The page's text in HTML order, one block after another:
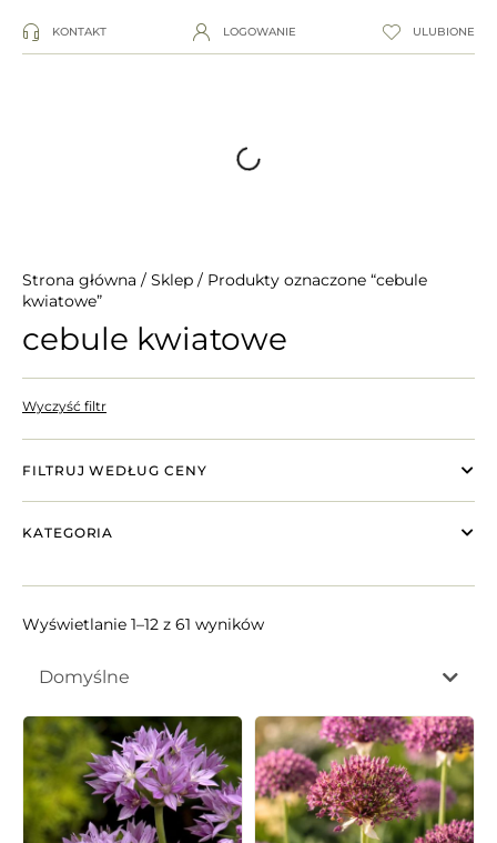
KONTAKT LOGOWANIE ULUBIONE
Strona główna / Sklep / Produkty oznaczone “cebule
kwiatowe”
cebule kwiatowe
Wyczyść filtr
FILTRUJ WEDŁUG CENY
KATEGORIA
Wyświetlanie 1–12 z 61 wyników
Domyślne